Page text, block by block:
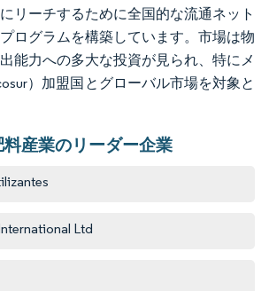
リーチするために全国的な流通ネット
ログラムを構築しています。市場は物
能力への多大な投資が見られ、特にメ
）加盟国とグローバル市場を対象と
産業のリーダー企業
Ltd